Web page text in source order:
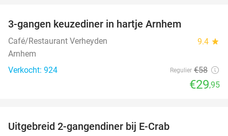
3-gangen keuzediner in hartje Arnhem
Café/Restaurant Verheyden 9.4 star
Arnhem
Verkocht: 924
Regulier €58
€29,95
Uitgebreid 2-gangendiner bij E-Crab